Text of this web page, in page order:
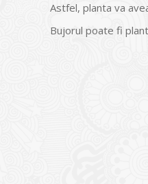
Astfel, planta va
Bujorul poate fi